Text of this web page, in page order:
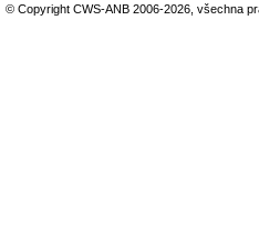
© Copyright CWS-ANB 2006-2026, všechna